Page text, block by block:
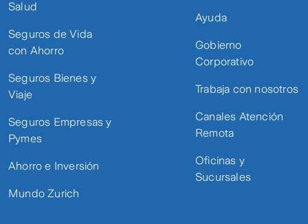
Salud
Seguros de Vida
con Ahorro
Seguros Bienes y
Viaje
Seguros Empresas y
Pymes
Ahorro e Inversión
Mundo Zurich
Ayuda
Gobierno
Corporativo
Trabaja con nosotros
Canales Atención
Remota
Oficinas y
Sucursales